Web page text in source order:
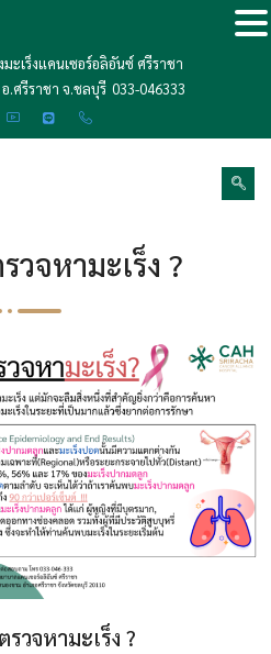
ะเร็งแคนเซอร์อลิอันซ์ ศรีราชา
.ศรีราชา จ.ชลบุรี 033-046333
วจหามะเร็ง ?
วจหามะเร็ง ?